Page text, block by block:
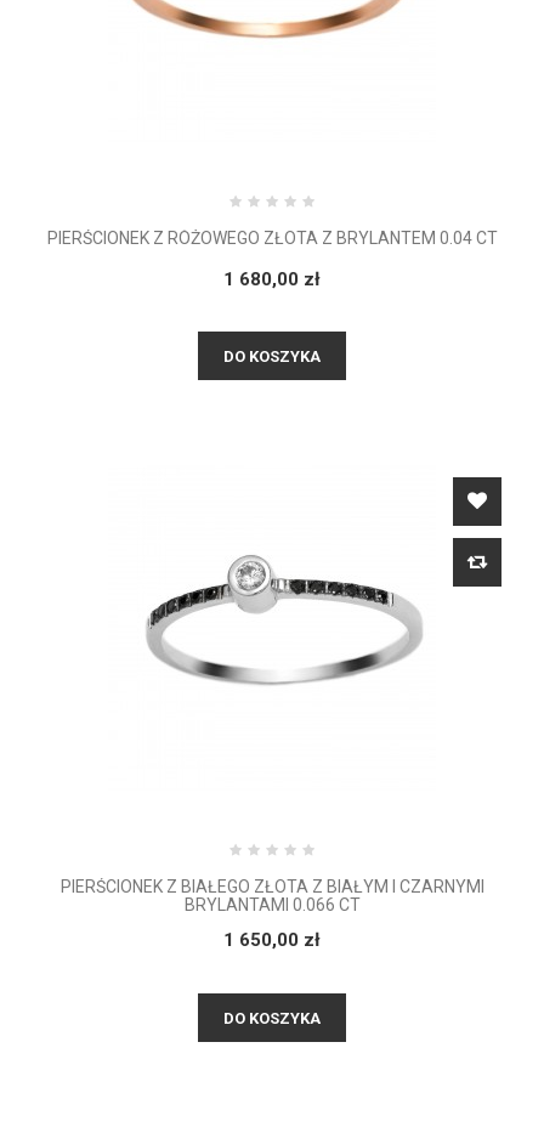
PIERŚCIONEK Z RÓŻOWEGO ZŁOTA Z BRYLANTEM 0.04 CT
1 680,00 zł
DO KOSZYKA
PIERŚCIONEK Z BIAŁEGO ZŁOTA Z BIAŁYM I CZARNYMI
BRYLANTAMI 0.066 CT
1 650,00 zł
DO KOSZYKA